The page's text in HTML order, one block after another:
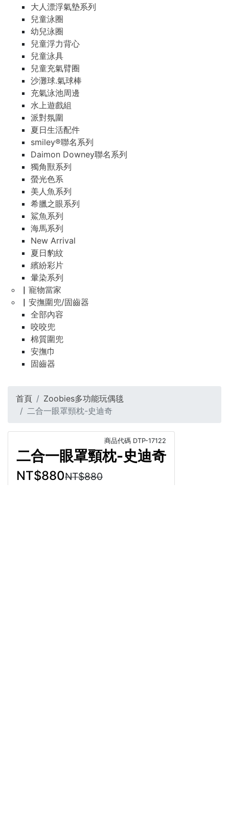
大人漂浮氣墊系列
兒童泳圈
幼兒泳圈
兒童浮力背心
兒童泳具
兒童充氣臂圈
沙灘球.氣球棒
充氣泳池周邊
水上遊戲組
派對氛圍
夏日生活配件
smiley®聯名系列
Daimon Downey聯名系列
獨角獸系列
螢光色系
美人魚系列
希臘之眼系列
鯊魚系列
海馬系列
New Arrival
夏日豹紋
繽紛彩片
暈染系列
▏寵物當家
▏安撫圍兜/固齒器
全部內容
咬咬兜
棉質圍兜
安撫巾
固齒器
首頁
Zoobies多功能玩偶毯
二合一眼罩頸枕-史迪奇
商品代碼 DTP-17122
二合一眼罩頸枕-史迪奇
NT$880NT$880